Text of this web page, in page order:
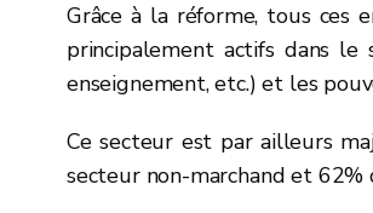
Grâce à la réforme, tous ces
principalement actifs dans le
enseignement, etc.) et les
Ce secteur est par ailleurs
secteur non-marchand et 62%